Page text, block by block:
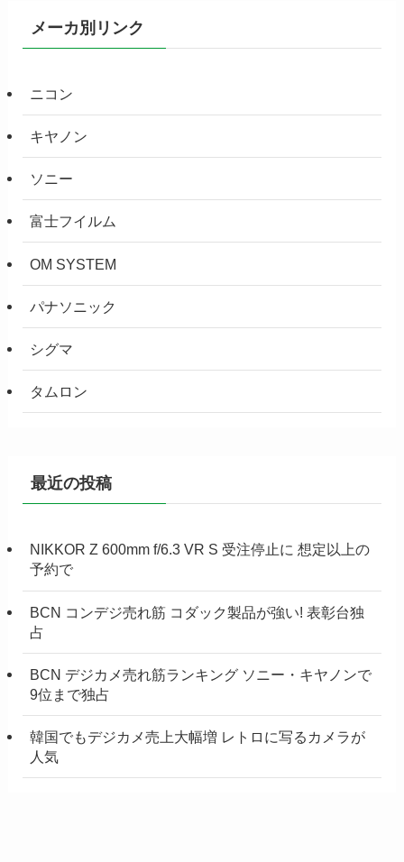
メーカ別リンク
ニコン
キヤノン
ソニー
富士フイルム
OM SYSTEM
パナソニック
シグマ
タムロン
最近の投稿
NIKKOR Z 600mm f/6.3 VR S 受注停止に 想定以上の
予約で
BCN コンデジ売れ筋 コダック製品が強い! 表彰台独
占
BCN デジカメ売れ筋ランキング ソニー・キヤノンで
9位まで独占
韓国でもデジカメ売上大幅増 レトロに写るカメラが
人気